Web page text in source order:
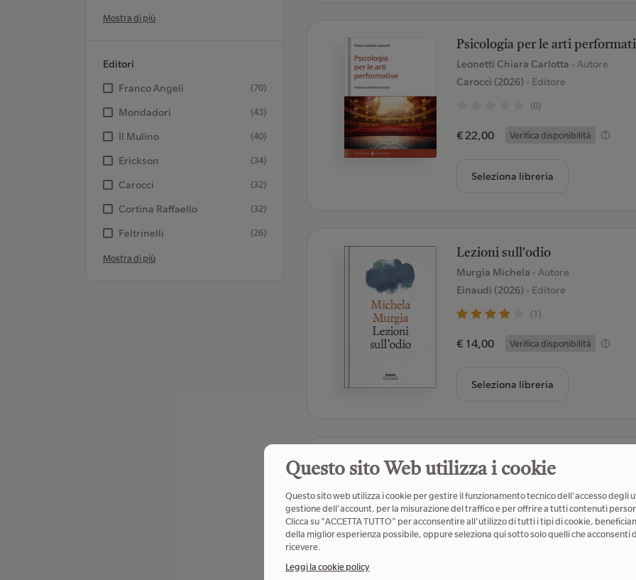
Mostra di più
Editori
Franco Angeli
(70)
Mondadori (43)
Il Mulino (40)
Erickson (34)
Carocci (32)
Cortina Raffaello (32)
Feltrinelli (26)
Mostra di più
Psicologia per le arti
Leonetti Chiara Carlotta - Autore
Carocci (2026)- Editore
(0)
€ 22,00 Verifica disponibilità
Seleziona libreria
Lezioni sull'odio
Murgia Michela - Autore
Einaudi (2026)- Editore
(1)
€ 14,00 Verifica disponibilità
Seleziona libreria
Tutto sull'amore. Nuove visioni
Il Saggiatore (2022)- Editore
(1)
Questo sito Web utilizza i cookie
Questo sito web utilizza i cookie per gestire il funzionamento tecnico dell'accesso degli
gestione dell'account, per la misurazione del traffico e per offrire a tutti contenuti
Clicca su "ACCETTA TUTTO" per acconsentire all'utilizzo di tutti i tipi di cookie,
della miglior esperienza possibile, oppure seleziona qui sotto solo quelli che acconsenti
ricevere.
Leggi la cookie policy